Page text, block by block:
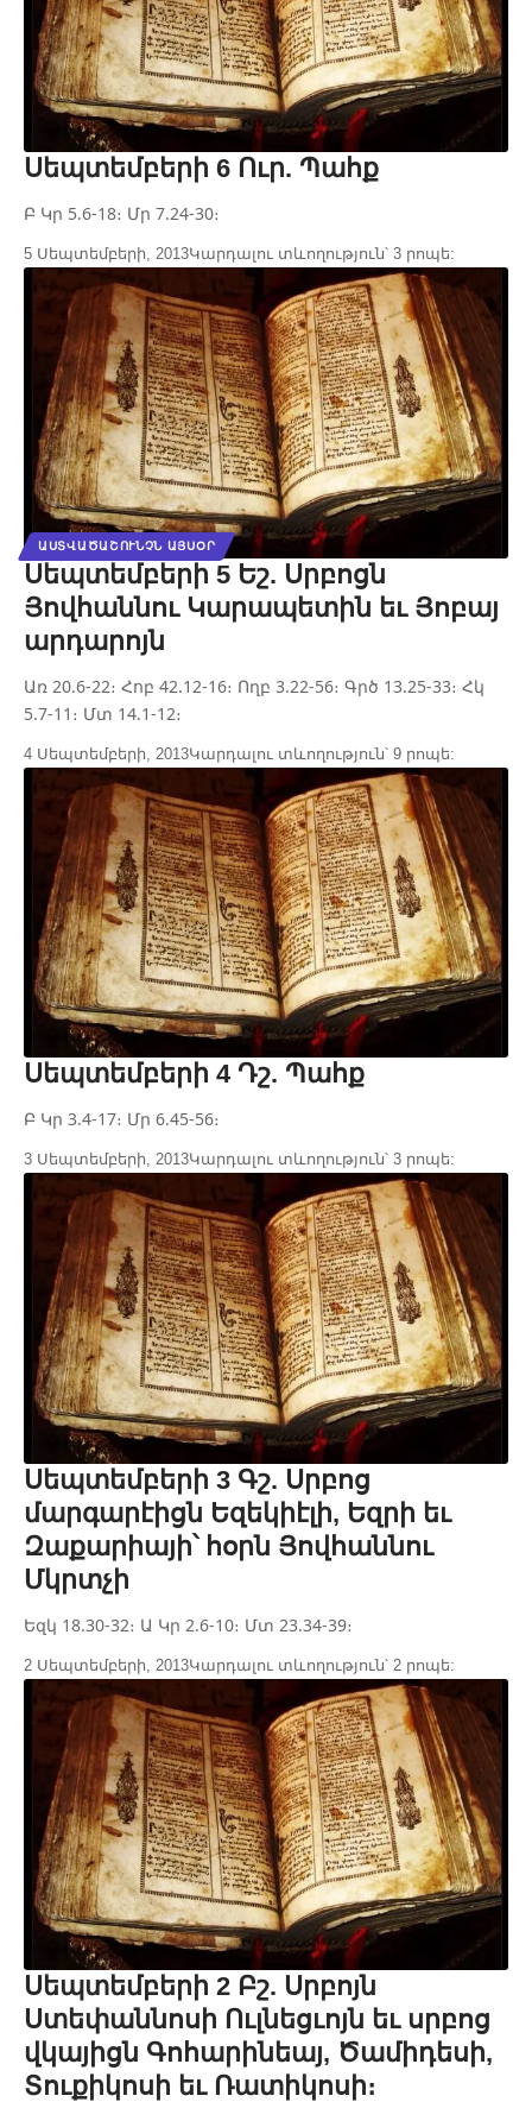
Սեպտեմբերի 6 Ուր. Պահք
Բ Կր 5.6-18։ Մր 7.24-30։
5 Սեպտեմբերի, 2013Կարդալու տևողություն՝ 3 րոպե:
ԱՍՏՎԱԾԱՇՈՒՆՉՆ ԱՅՍՕՐ
Սեպտեմբերի 5 Եշ. Սրբոցն
Յովհաննու Կարապետին եւ Յոբայ
արդարոյն
Առ 20.6-22։ Հոբ 42.12-16։ Ողբ 3.22-56։ Գրծ 13.25-33։ Հկ
5.7-11։ Մտ 14.1-12։
4 Սեպտեմբերի, 2013Կարդալու տևողություն՝ 9 րոպե:
Սեպտեմբերի 4 Դշ. Պահք
Բ Կր 3.4-17։ Մր 6.45-56։
3 Սեպտեմբերի, 2013Կարդալու տևողություն՝ 3 րոպե:
Սեպտեմբերի 3 Գշ. Սրբոց
մարգարէիցն Եզեկիէլի, Եզրի եւ
Զաքարիայի՝ հօրն Յովհաննու
Մկրտչի
Եզկ 18.30-32։ Ա Կր 2.6-10։ Մտ 23.34-39։
2 Սեպտեմբերի, 2013Կարդալու տևողություն՝ 2 րոպե:
Սեպտեմբերի 2 Բշ. Սրբոյն
Ստեփաննոսի Ուլնեցւոյն եւ սրբոց
վկայիցն Գոհարինեայ, Ծամիդեսի,
Տուքիկոսի եւ Ռատիկոսի։